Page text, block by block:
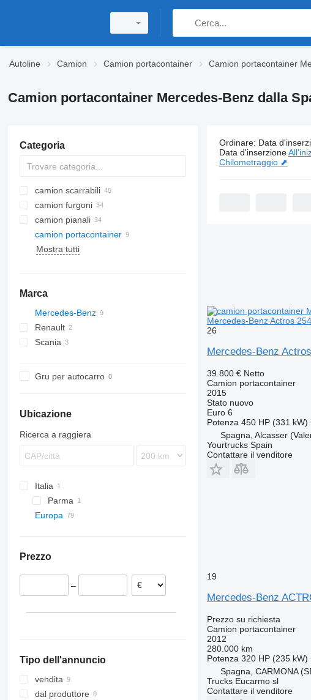
Autoline Camion Camion portacontainer Camion portacontainer
Camion portacontainer Mercedes-Benz dalla
Categoria
camion scarrabili
camion furgoni
camion pianali
camion portacontainer
Mostra tutti
Marca
Mercedes-Benz
Actros
Actros 2545
Renault
Premium
Scania
Gru per autocarro
Ubicazione
Ricerca a raggiera
Italia
Parma
Europa
Spagna
Seville
Romania
Prezzo
–
Tipo dell'annuncio
vendita
dal produttore
9 annunci:Camion
Ordinare: Data
Data d'inserzione
Chilometraggio ⬈
Mercedes-Benz Actros
26
Mercedes-Benz
39.800 € Netto
Camion portacontainer
2015
Statonuovo
Euro 6
Potenza 450 HP (331 kW)
Spagna, Alcasser
Yourtrucks Spain
Contattare il venditore
19
Mercedes-Benz
Prezzo su richiesta
Camion portacontainer
2012
280.000 km
Potenza 320 HP (235 kW)
Spagna, CARMONA
Trucks Eucarmo sl
Contattare il venditore